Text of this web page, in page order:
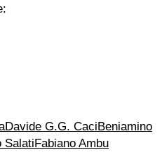
Davide G.G. CaciBeniamino
SalatiFabiano Ambu